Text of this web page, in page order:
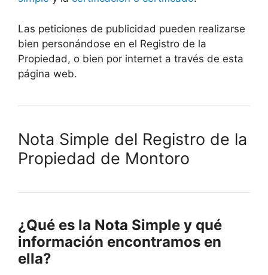
Las peticiones de publicidad pueden realizarse
bien personándose en el Registro de la
Propiedad, o bien por internet a través de esta
página web.
Nota Simple del Registro de la
Propiedad de Montoro
¿Qué es la Nota Simple y qué
información encontramos en
ella?